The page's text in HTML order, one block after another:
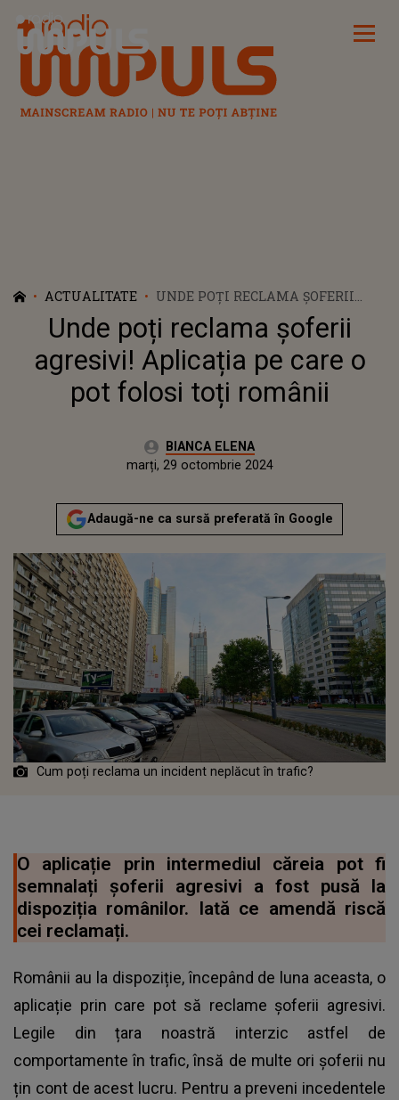
Radio Impuls
ACTUALITATE
UNDE POȚI RECLAMA ȘOFERII
AGRESIVI! APLICAȚIA PE CARE O
POT FOLOSI TOȚI ROMÂNII
Unde poți reclama șoferii
agresivi! Aplicația pe care o
pot folosi toți românii
Autor:BIANCA ELENA
Publicat:
marți, 29 octombrie 2024
Adaugă-ne ca sursă preferată în Google
Cum poți reclama un incident neplăcut în trafic?
O aplicație prin intermediul căreia pot fi
semnalați șoferii agresivi a fost pusă la
dispoziția românilor. Iată ce amendă riscă
cei reclamați.
Românii au la dispoziție, începând de luna aceasta, o
aplicație prin care pot să reclame șoferii agresivi.
Legile din țara noastră interzic astfel de
comportamente în trafic, însă de multe ori șoferii nu
țin cont de acest lucru. Pentru a preveni incedentele